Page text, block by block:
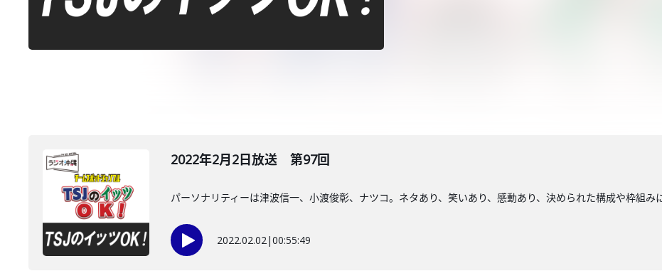
2022年2月2日放送 第97回
パーソナリティーは津波信一、小渡俊彰、ナツコ。ネタあり、笑いあり、感動あり、決められた構成や枠組み
2022.02.02|00:55:49